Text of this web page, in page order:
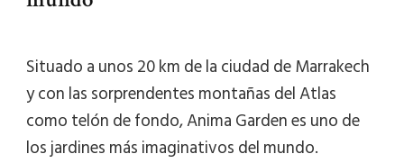
Situado a unos 20 km de la ciudad de Marrakech
y con las sorprendentes montañas del Atlas
como telón de fondo, Anima Garden es uno de
los jardines más imaginativos del mundo.